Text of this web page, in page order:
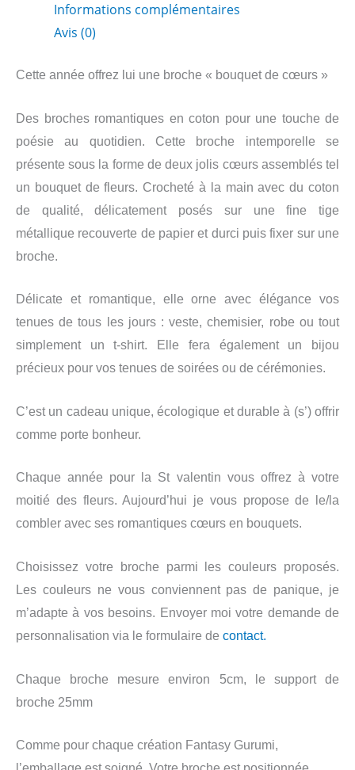
Informations complémentaires
Avis (0)
Cette année offrez lui une broche « bouquet de cœurs »
Des broches romantiques en coton pour une touche de
poésie au quotidien. Cette broche intemporelle se
présente sous la forme de deux jolis cœurs assemblés tel
un bouquet de fleurs. Crocheté à la main avec du coton
de qualité, délicatement posés sur une fine tige
métallique recouverte de papier et durci puis fixer sur une
broche.
Délicate et romantique, elle orne avec élégance vos
tenues de tous les jours : veste, chemisier, robe ou tout
simplement un t-shirt. Elle fera également un bijou
précieux pour vos tenues de soirées ou de cérémonies.
C’est un cadeau unique, écologique et durable à (s’) offrir
comme porte bonheur.
Chaque année pour la St valentin vous offrez à votre
moitié des fleurs. Aujourd’hui je vous propose de le/la
combler avec ses romantiques cœurs en bouquets.
Choisissez votre broche parmi les couleurs proposés.
Les couleurs ne vous conviennent pas de panique, je
m’adapte à vos besoins. Envoyer moi votre demande de
personnalisation via le formulaire de contact.
Chaque broche mesure environ 5cm, le support de
broche 25mm
Comme pour chaque création Fantasy Gurumi,